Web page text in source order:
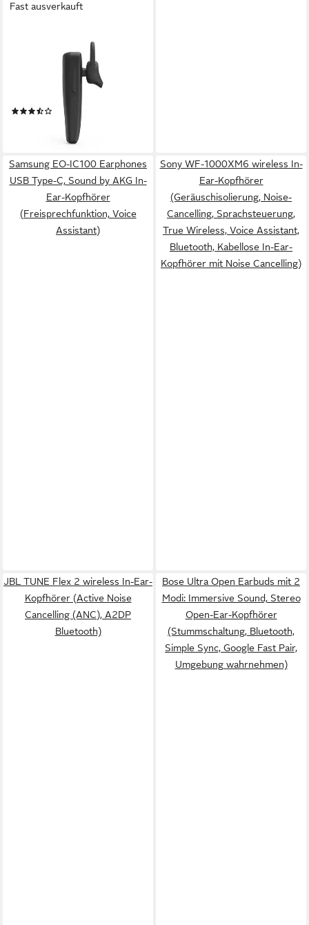
Fast ausverkauft
Mono-Bluetooth®-Headset,
kabellos, Multipoint Bluetooth-
Kopfhörer (Sprachsteuerung,
Google Assistant, Siri,
ultraleicht)
(6)
lieferbar - in 4-5 Werktagen bei dir
Samsung EO-IC100 Earphones
USB Type-C, Sound by AKG In-
Ear-Kopfhörer
(Freisprechfunktion, Voice
Assistant)
Sony WF-1000XM6 wireless In-
Ear-Kopfhörer
(Geräuschisolierung, Noise-
Cancelling, Sprachsteuerung,
True Wireless, Voice Assistant,
Bluetooth, Kabellose In-Ear-
Kopfhörer mit Noise Cancelling)
JBL TUNE Flex 2 wireless In-Ear-
Kopfhörer (Active Noise
Cancelling (ANC), A2DP
Bluetooth)
Bose Ultra Open Earbuds mit 2
Modi: Immersive Sound, Stereo
Open-Ear-Kopfhörer
(Stummschaltung, Bluetooth,
Simple Sync, Google Fast Pair,
Umgebung wahrnehmen)